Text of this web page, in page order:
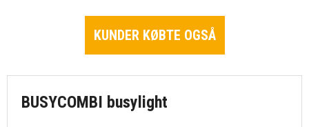
KUNDER KØBTE OGSÅ
BUSYCOMBI busylight